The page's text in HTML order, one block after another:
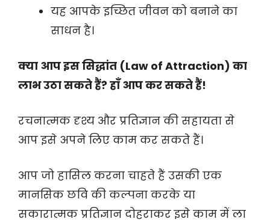
यह आपके इच्छित जीवन को बनाने का
साधन है।
क्या आप इस सिद्धांत (Law of Attraction) का
लाभ उठा सकते हैं? हाँ आप कर सकते हैं!
रचनात्मक दृश्य और प्रतिज्ञान की सहायता से
आप इसे अपने लिए काम कर सकते हैं।
आप जो हासिल करना चाहते हैं उसकी एक
मानसिक छवि की कल्पना करके या
सकारात्मक प्रतिज्ञान दोहराकर इसे काम में ला